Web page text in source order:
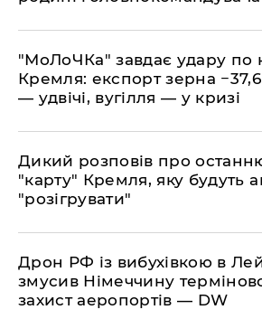
​"МоЛоЧКа" завдає удару по
Кремля: експорт зерна
— удвічі, вугілля — у кризі
​Дикий розповів про
"карту" Кремля, яку будуть
"розігрувати"
​Дрон РФ із вибухівкою в
змусив Німеччину
захист аеропортів — DW